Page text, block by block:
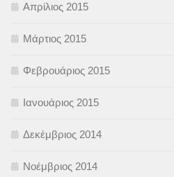
Απρίλιος 2015
Μάρτιος 2015
Φεβρουάριος 2015
Ιανουάριος 2015
Δεκέμβριος 2014
Νοέμβριος 2014